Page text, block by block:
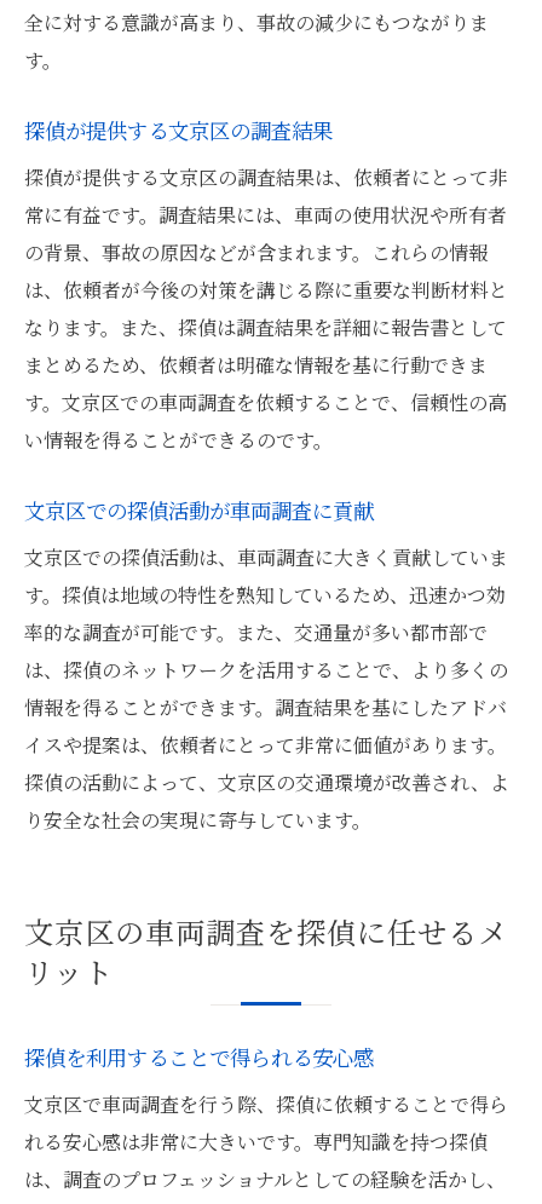
全に対する意識が高まり、事故の減少にもつながりま
す。
探偵が提供する文京区の調査結果
探偵が提供する文京区の調査結果は、依頼者にとって非
常に有益です。調査結果には、車両の使用状況や所有者
の背景、事故の原因などが含まれます。これらの情報
は、依頼者が今後の対策を講じる際に重要な判断材料と
なります。また、探偵は調査結果を詳細に報告書として
まとめるため、依頼者は明確な情報を基に行動できま
す。文京区での車両調査を依頼することで、信頼性の高
い情報を得ることができるのです。
文京区での探偵活動が車両調査に貢献
文京区での探偵活動は、車両調査に大きく貢献していま
す。探偵は地域の特性を熟知しているため、迅速かつ効
率的な調査が可能です。また、交通量が多い都市部で
は、探偵のネットワークを活用することで、より多くの
情報を得ることができます。調査結果を基にしたアドバ
イスや提案は、依頼者にとって非常に価値があります。
探偵の活動によって、文京区の交通環境が改善され、よ
り安全な社会の実現に寄与しています。
文京区の車両調査を探偵に任せるメ
リット
探偵を利用することで得られる安心感
文京区で車両調査を行う際、探偵に依頼することで得ら
れる安心感は非常に大きいです。専門知識を持つ探偵
は、調査のプロフェッショナルとしての経験を活かし、